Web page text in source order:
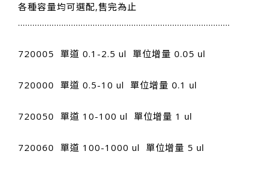
各種容量均可選配,售完為止
........................................................................................
720005 單道 0.1-2.5 ul 單位增量 0.05 ul
720000 單道 0.5-10 ul 單位增量 0.1 ul
720050 單道 10-100 ul 單位增量 1 ul
720060 單道 100-1000 ul 單位增量 5 ul